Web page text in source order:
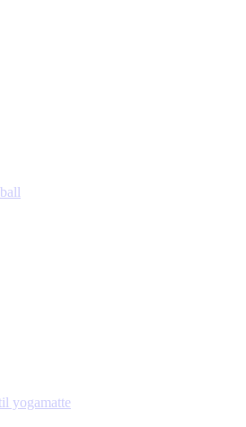
yogamatte